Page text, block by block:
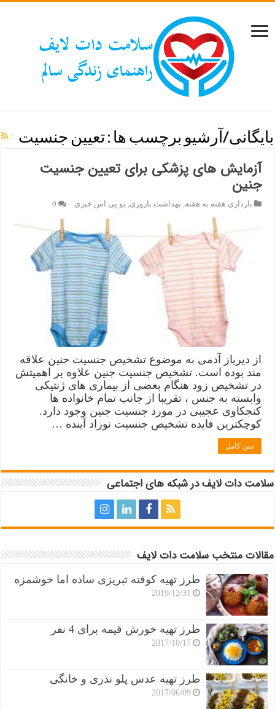
بایگانی/آرشیو برچسب ها :تعیین جنسیت
آزمایش های پزشکی برای تعیین جنسیت
جنین
بارداری هفته به هفته, بهداشت باروری, یو پی اس خبری 0
از دیرباز آدمی به موضوع تشخیص جنسیت جنین علاقه
مند بوده ‌است. تشخیص جنسیت جنین علاوه بر اهمیتش
در تشخیص زود هنگام بعضی از بیماری های ژنتیکی
وابسته به جنس ، تقریبا از جانب تمام خانواده ها
کنجکاوی عجیبی در مورد جنسیت جنین وجود دارد.
کوچکترین فایده تشخیص جنسیت نوزاد آینده …
متن کامل
سلامت دات لایف در شبکه های اجتماعی
مقالات منتخب سلامت دات لایف
طرز تهیه کوفته تبریزی ساده اما خوشمزه
2019/12/31
طرز تهیه خورش قیمه برای 4 نفر
2017/10/17
طرز تهیه عدس پلو نذری و خانگی
2017/06/09